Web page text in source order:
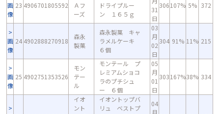
画
像
23 4906701805592
Ａフ
ーズ
ドライプルー
ン １６５ｇ
31
日
306107% 5% 372
画
像
24 4902888270918
森永
製菓
森永製菓 キャ
ラメルケーキ
６個
03
月
02
日
304 91% 11% 215
画
像
25 4902751353526
モン
テー
ル
モンテール プ
レミアムショコ
ラのプチシュ
ー ６個
05
月
01
日
303167%38% 334
イオ
ント
イオントップバ
リュ ベストプ
04
月